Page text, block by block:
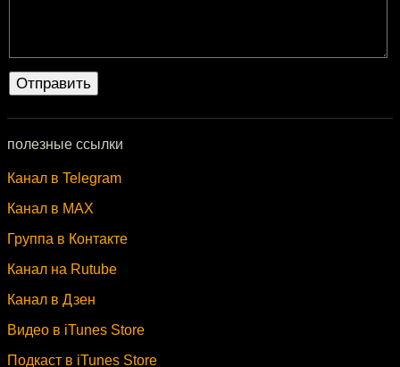
полезные ссылки
Канал в Telegram
Канал в MAX
Группа в Контакте
Канал на Rutube
Канал в Дзен
Видео в iTunes Store
Подкаст в iTunes Store